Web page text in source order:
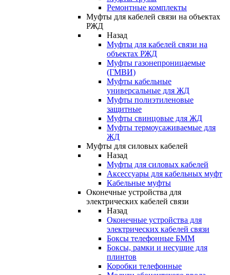
Ремонтные комплекты
Муфты для кабелей связи на объектах
РЖД
Назад
Муфты для кабелей связи на
объектах РЖД
Муфты газонепроницаемые
(ГМВИ)
Муфты кабельные
универсальные для ЖД
Муфты полиэтиленовые
защитные
Муфты свинцовые для ЖД
Муфты термоусаживаемые для
ЖД
Муфты для силовых кабелей
Назад
Муфты для силовых кабелей
Аксессуары для кабельных муфт
Кабельные муфты
Оконечные устройства для
электрических кабелей связи
Назад
Оконечные устройства для
электрических кабелей связи
Боксы телефонные БММ
Боксы, рамки и несущие для
плинтов
Коробки телефонные